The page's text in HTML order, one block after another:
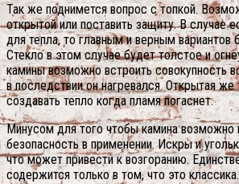
Так же поднимется вопрос с топкой.
открытой или поставить защиту. В случае
для тепла, то главным и верным вариантов
Стекло в этом случае будет толстое и
камины возможно встроить совокупность
в последствии он нагревался. Открытая же
создавать тепло когда пламя погаснет.
Минусом для того чтобы камина возможно
безопасность в применении. Искры и
что может привести к возгоранию.
содержится только в том, что это классика.